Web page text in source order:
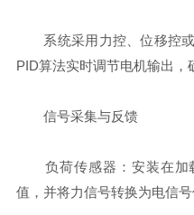
系统采用‌力控、位移控或
PID算法实时调节电机输出，
‌信号采集与反馈‌
负荷传感器‌：安装在加
值，并将力信号转换为电信号